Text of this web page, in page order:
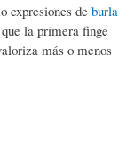
expresiones de burla
la primera finge
más o menos